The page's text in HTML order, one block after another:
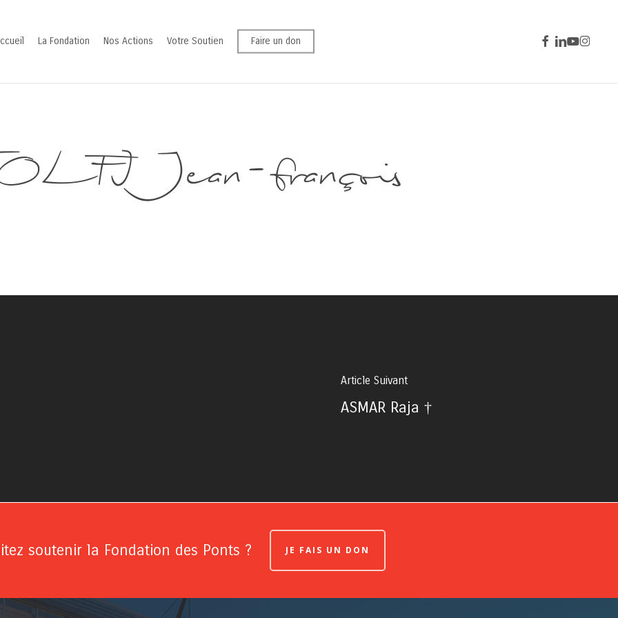
La Fondation Nos Actions Votre Soutien Faire un don facebook
linkedin
youtubeinstagram
Jean-françois
Article Suivant
ASMAR Raja †
soutenir la Fondation des Ponts ? JE FAIS UN DON